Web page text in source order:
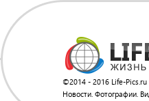
©2014 - 2016 Life-
Новости. Фотографии.